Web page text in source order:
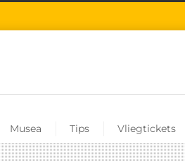
Musea Tips Vliegtickets